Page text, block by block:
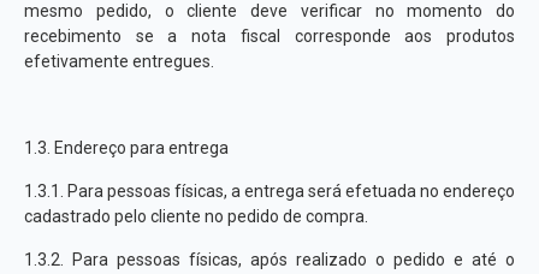
mesmo pedido, o cliente deve verificar no momento do
recebimento se a nota fiscal corresponde aos produtos
efetivamente entregues.
1.3. Endereço para entrega
1.3.1. Para pessoas físicas, a entrega será efetuada no endereço
cadastrado pelo cliente no pedido de compra.
1.3.2. Para pessoas físicas, após realizado o pedido e até o